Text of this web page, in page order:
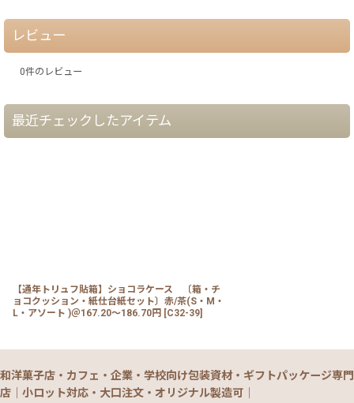
レビュー
0件のレビュー
最近チェックしたアイテム
【通年トリュフ貼箱】ショコラケース 〔箱・チ
ョコクッション・紙仕台紙セット〕赤/茶(S・M・
L・アソート )＠167.20〜186.70円 [C32-39]
和洋菓子店・カフェ・企業・学校向け包装資材・ギフトパッケージ専門
店｜小ロット対応・大口注文・オリジナル製造可｜